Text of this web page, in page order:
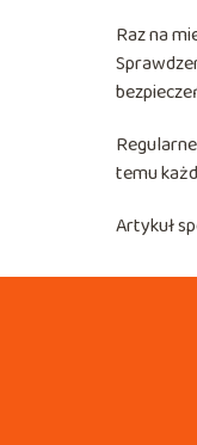
Raz na
temu
Artykuł